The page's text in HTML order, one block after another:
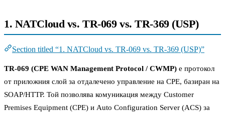
1. NATCloud vs. TR-069 vs. TR-369 (USP)
Section titled “1. NATCloud vs. TR-069 vs. TR-369 (USP)”
TR-069 (CPE WAN Management Protocol / CWMP) е протокол
от приложния слой за отдалечено управление на CPE, базиран на
SOAP/HTTP. Той позволява комуникация между Customer
Premises Equipment (CPE) и Auto Configuration Server (ACS) за